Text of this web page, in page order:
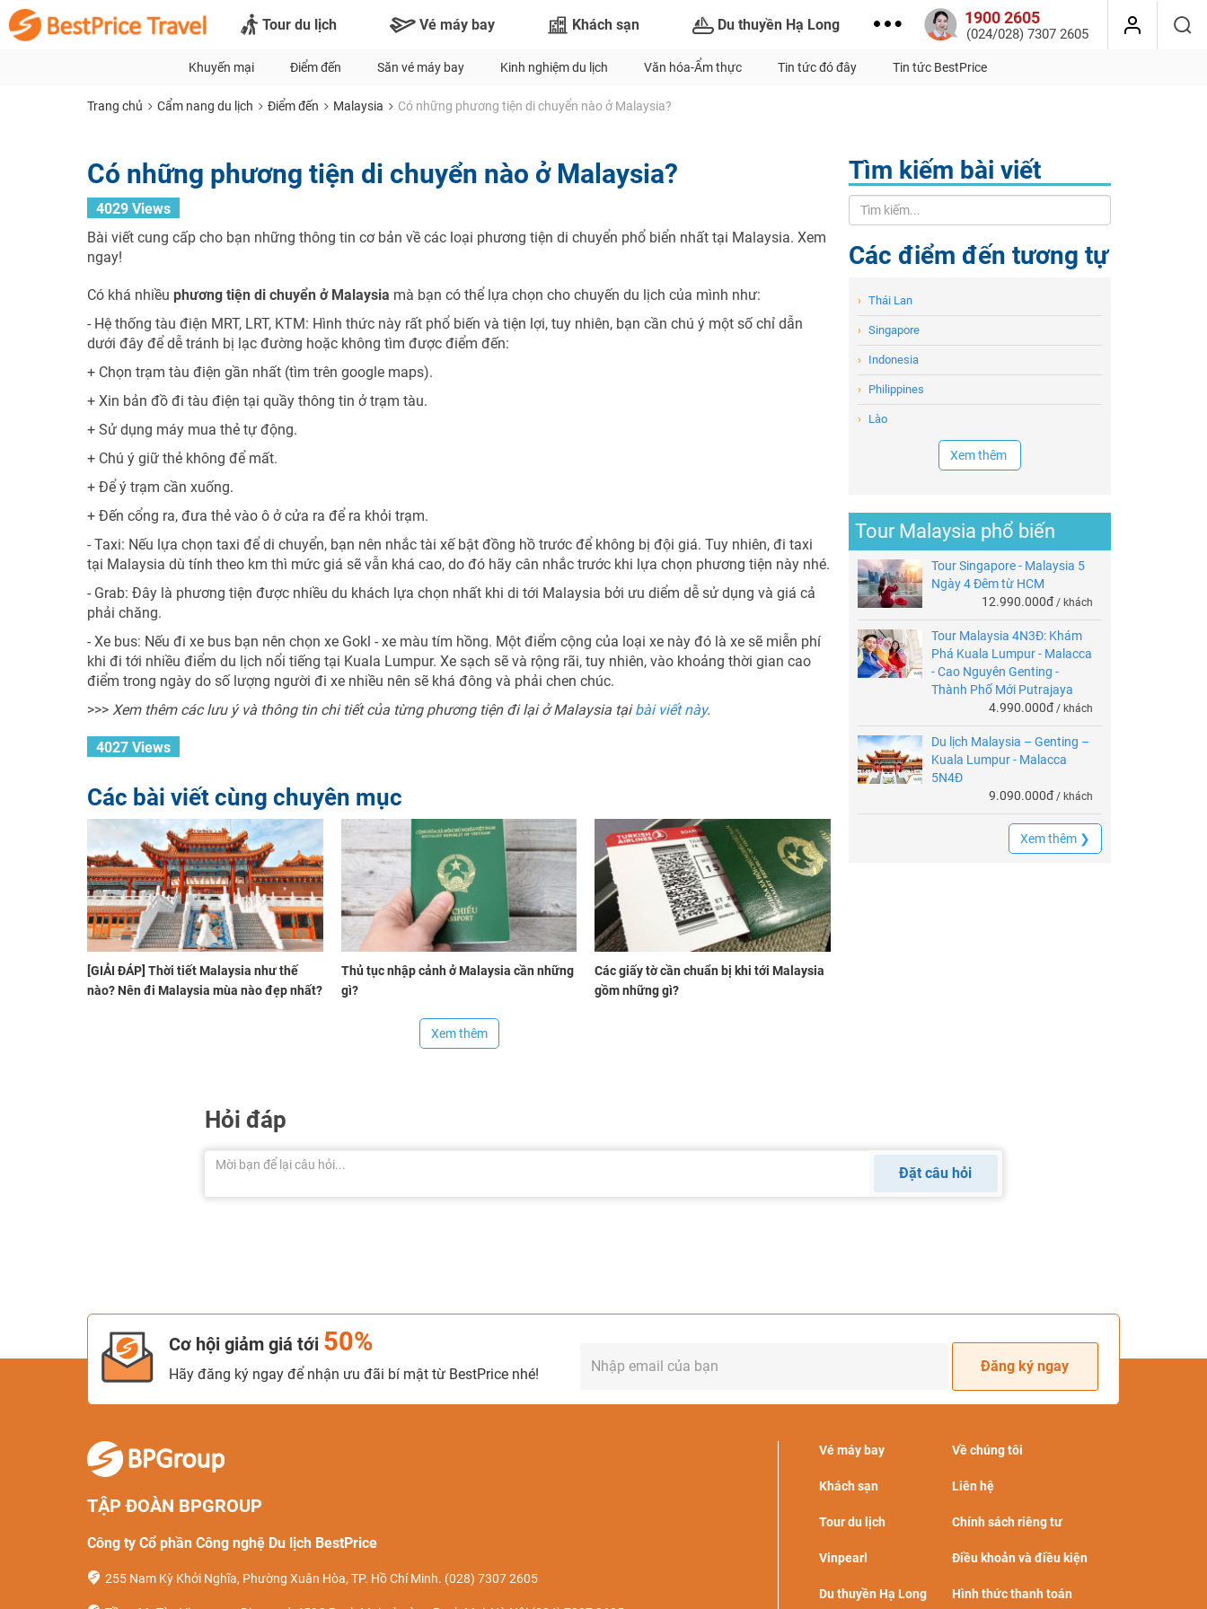
Tour du lịch Vé máy bay Khách sạn Du thuyền Hạ Long 1900 2605
(024/028) 7307 2605
Khuyến mại Điểm đến Săn vé máy bay Kinh nghiệm du lịch Văn hóa-Ẩm thực Tin tức đó đây Tin tức BestPrice
Trang chủ Cẩm nang du lịch Điểm đến Malaysia Có những phương tiện di chuyển nào ở Malaysia?
Có những phương tiện di chuyển nào ở Malaysia?
4029 Views
Bài viết cung cấp cho bạn những thông tin cơ bản về các loại phương tiện di chuyển phổ biển nhất tại Malaysia. Xem
ngay!
Có khá nhiều phương tiện di chuyển ở Malaysia mà bạn có thể lựa chọn cho chuyến du lịch của mình như:
- Hệ thống tàu điện MRT, LRT, KTM: Hình thức này rất phổ biến và tiện lợi, tuy nhiên, bạn cần chú ý một số chỉ dẫn
dưới đây để dễ tránh bị lạc đường hoặc không tìm được điểm đến:
+ Chọn trạm tàu điện gần nhất (tìm trên google maps).
+ Xin bản đồ đi tàu điện tại quầy thông tin ở trạm tàu.
+ Sử dụng máy mua thẻ tự động.
+ Chú ý giữ thẻ không để mất.
+ Để ý trạm cần xuống.
+ Đến cổng ra, đưa thẻ vào ô ở cửa ra để ra khỏi trạm.
- Taxi: Nếu lựa chọn taxi để di chuyển, bạn nên nhắc tài xế bật đồng hồ trước để không bị đội giá. Tuy nhiên, đi taxi
tại Malaysia dù tính theo km thì mức giá sẽ vẫn khá cao, do đó hãy cân nhắc trước khi lựa chọn phương tiện này nhé.
- Grab: Đây là phương tiện được nhiều du khách lựa chọn nhất khi di tới Malaysia bởi ưu diểm dễ sử dụng và giá cả
phải chăng.
- Xe bus: Nếu đi xe bus bạn nên chọn xe Gokl - xe màu tím hồng. Một điểm cộng của loại xe này đó là xe sẽ miễn phí
khi đi tới nhiều điểm du lịch nổi tiếng tại Kuala Lumpur. Xe sạch sẽ và rộng rãi, tuy nhiên, vào khoảng thời gian cao
điểm trong ngày do số lượng người đi xe nhiều nên sẽ khá đông và phải chen chúc.
>>> Xem thêm các lưu ý và thông tin chi tiết của từng phương tiện đi lại ở Malaysia tạibài viết này.
4027 Views
Các bài viết cùng chuyên mục
[GIẢI ĐÁP] Thời tiết Malaysia như thế
nào? Nên đi Malaysia mùa nào đẹp nhất?
Thủ tục nhập cảnh ở Malaysia cần những
gì?
Các giấy tờ cần chuẩn bị khi tới Malaysia
gồm những gì?
Xem thêm
Tìm kiếm bài viết
Các điểm đến tương tự
› Thái Lan
› Singapore
› Indonesia
› Philippines
› Lào
Xem thêm
Tour Malaysia phổ biến
Tour Singapore - Malaysia 5
Ngày 4 Đêm từ HCM
12.990.000đ / khách
Tour Malaysia 4N3Đ: Khám
Phá Kuala Lumpur - Malacca
- Cao Nguyên Genting -
Thành Phố Mới Putrajaya
4.990.000đ / khách
Du lịch Malaysia – Genting –
Kuala Lumpur - Malacca
5N4Đ
9.090.000đ / khách
Xem thêm ❯
Hỏi đáp
Đặt câu hỏi
Cơ hội giảm giá tới 50%
Hãy đăng ký ngay để nhận ưu đãi bí mật từ BestPrice nhé! Đăng ký ngay
TẬP ĐOÀN BPGROUP
Công ty Cổ phần Công nghệ Du lịch BestPrice
255 Nam Kỳ Khởi Nghĩa, Phường Xuân Hòa, TP. Hồ Chí Minh. (028) 7307 2605
Vé máy bay
Khách sạn
Tour du lịch
Vinpearl
Du thuyền Hạ Long
Về chúng tôi
Liên hệ
Chính sách riêng tư
Điều khoản và điều kiện
Hình thức thanh toán
TƯ VẤN NGAY
Nhận ưu đãi ngay
TƯ VẤN NGAY
TƯ VẤN NGAY
NHẬN ƯU ĐÃI NGAY
TƯ VẤN NGAY